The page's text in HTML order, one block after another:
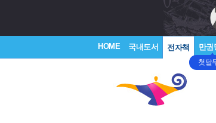
HOME 국내도서 전자책 만권
첫달